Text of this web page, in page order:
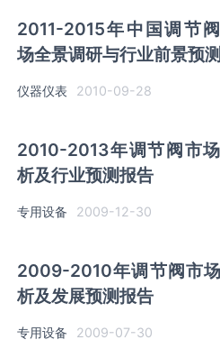
2011-2015年中国调节
场全景调研与行业前景预
告
仪器仪表 2010-09-28
2010-2013年调节阀市
析及行业预测报告
专用设备 2009-12-30
2009-2010年调节阀市
析及发展预测报告
专用设备 2009-07-30